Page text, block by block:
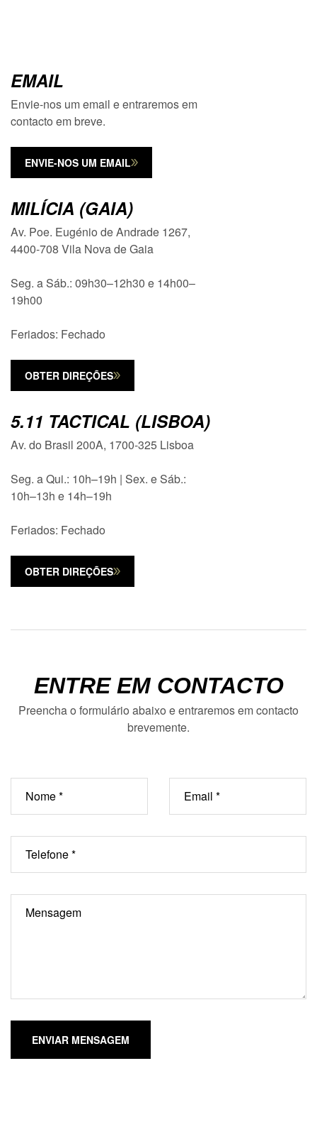
EMAIL
Envie-nos um email e entraremos em
contacto em breve.
ENVIE-NOS UM EMAIL
MILÍCIA (GAIA)
Av. Poe. Eugénio de Andrade 1267,
4400-708 Vila Nova de Gaia
Seg. a Sáb.: 09h30–12h30 e 14h00–
19h00
Feriados: Fechado
OBTER DIREÇÕES
5.11 TACTICAL (LISBOA)
Av. do Brasil 200A, 1700-325 Lisboa
Seg. a Qui.: 10h–19h | Sex. e Sáb.:
10h–13h e 14h–19h
Feriados: Fechado
OBTER DIREÇÕES
ENTRE EM CONTACTO
Preencha o formulário abaixo e entraremos em contacto
brevemente.